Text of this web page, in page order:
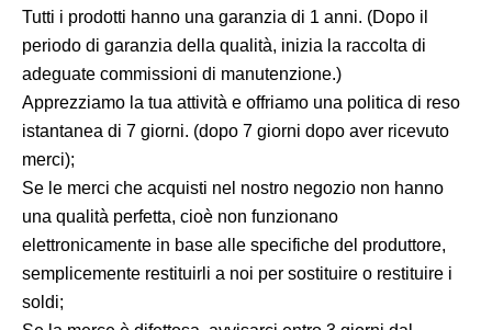
Tutti i prodotti hanno una garanzia di 1 anni. (Dopo il
periodo di garanzia della qualità, inizia la raccolta di
adeguate commissioni di manutenzione.)
Apprezziamo la tua attività e offriamo una politica di reso
istantanea di 7 giorni. (dopo 7 giorni dopo aver ricevuto
merci);
Se le merci che acquisti nel nostro negozio non hanno
una qualità perfetta, cioè non funzionano
elettronicamente in base alle specifiche del produttore,
semplicemente restituirli a noi per sostituire o restituire i
soldi;